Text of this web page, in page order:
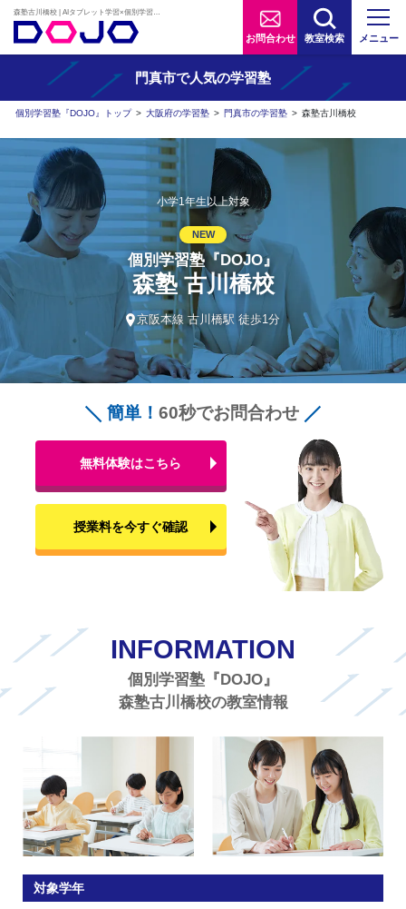
お問合わせ 教室検索 メニュー
門真市で人気の学習塾
個別学習塾『DOJO』トップ > 大阪府の学習塾 > 門真市の学習塾 > 森塾古川橋校
小学1年生以上対象
NEW
個別学習塾『DOJO』
森塾 古川橋校
京阪本線 古川橋駅 徒歩1分
簡単！ 60秒でお問合わせ
無料体験はこちら
授業料を今すぐ確認
INFORMATION
個別学習塾『DOJO』
森塾古川橋校の教室情報
対象学年